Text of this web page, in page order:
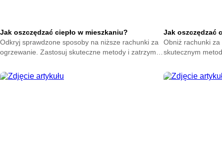
Jak oszczędzać ciepło w mieszkaniu?
Odkryj sprawdzone sposoby na niższe rachunki za
ogrzewanie. Zastosuj skuteczne metody i zatrzymaj
Jak oszczędzać
Obniż rachunki
skutecznym
oszczędzać już